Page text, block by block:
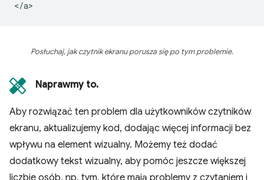
Posłuchaj, jak czytnik ekranu porusza się po tym problemie.
Naprawmy to.
Aby rozwiązać ten problem dla użytkowników czytników
ekranu, aktualizujemy kod, dodając więcej informacji bez
wpływu na element wizualny. Możemy też dodać
dodatkowy tekst wizualny, aby pomóc jeszcze większej
liczbie osób, np. tym, które mają problemy z czytaniem i